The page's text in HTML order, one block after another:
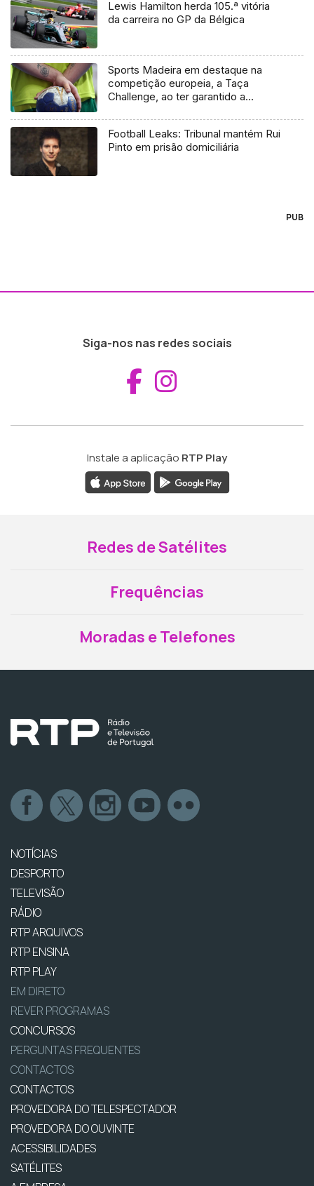
Lewis Hamilton herda 105.ª vitória
da carreira no GP da Bélgica
Sports Madeira em destaque na
competição europeia, a Taça
Challenge, ao ter garantido a
(Vídeo)
Football Leaks: Tribunal mantém Rui
Pinto em prisão domiciliária
PUB
Siga-nos nas redes sociais
Aceder ao
Instale a aplicação RTP Play
Redes de Satélites
Frequências
Moradas e Telefones
NOTÍCIAS
DESPORTO
TELEVISÃO
RÁDIO
RTP ARQUIVOS
RTP ENSINA
RTP PLAY
EM DIRETO
REVER PROGRAMAS
CONCURSOS
PERGUNTAS FREQUENTES
CONTACTOS
CONTACTOS
PROVEDORA DO TELESPECTADOR
PROVEDORA DO OUVINTE
ACESSIBILIDADES
SATÉLITES